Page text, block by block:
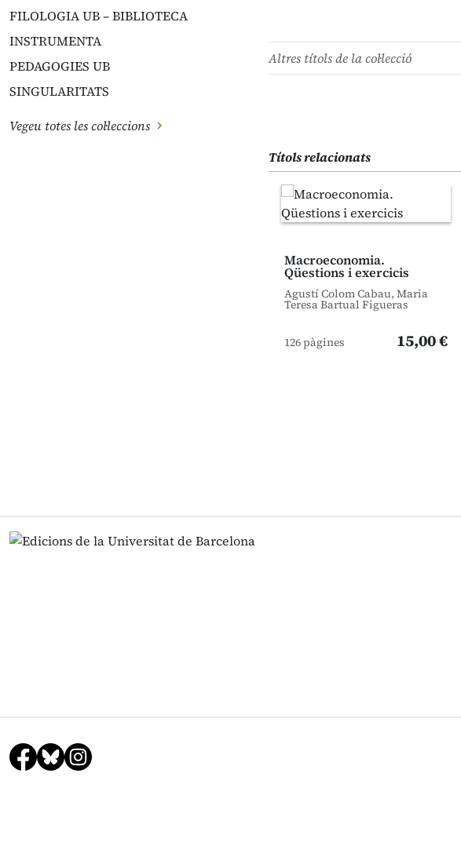
FILOLOGIA UB – BIBLIOTECA
INSTRUMENTA
PEDAGOGIES UB
SINGULARITATS
Vegeu totes les col·leccions
Altres títols de la col·lecció
Títols relacionats
Macroeconomia.
Qüestions i exercicis
Agustí Colom Cabau, Maria
Teresa Bartual Figueras
126 pàgines 15,00 €